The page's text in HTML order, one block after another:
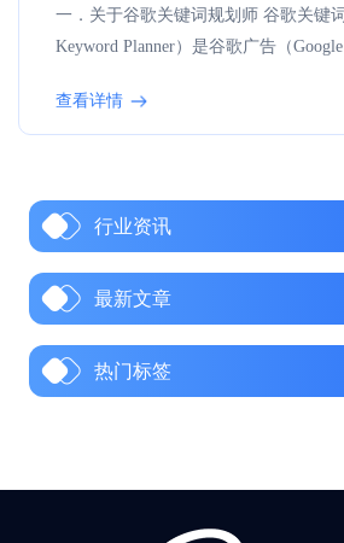
如何开通谷歌站长工具 1. Google账号
（Gmail），如果没有，请先注册。 2.
一．关于谷歌关键词规划师 谷歌关键
Keyword Planner）是谷歌广告（
与业务、产品或服务相关的关键词，
搜索量趋势、竞争程度、以及广告出
SEO策略、制定广告投放计划。无论
还是想寻找潜在的长尾关键词，关键词
用 Google Keyword Planner（谷歌关...
查看详情
行业资讯
最新文章
热门标签